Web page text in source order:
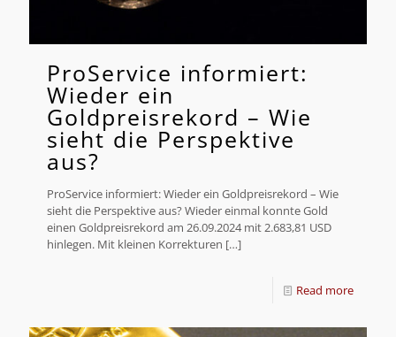
ProService informiert:
Wieder ein
Goldpreisrekord – Wie
sieht die Perspektive
aus?
ProService informiert: Wieder ein Goldpreisrekord – Wie
sieht die Perspektive aus? Wieder einmal konnte Gold
einen Goldpreisrekord am 26.09.2024 mit 2.683,81 USD
hinlegen. Mit kleinen Korrekturen […]
Read more